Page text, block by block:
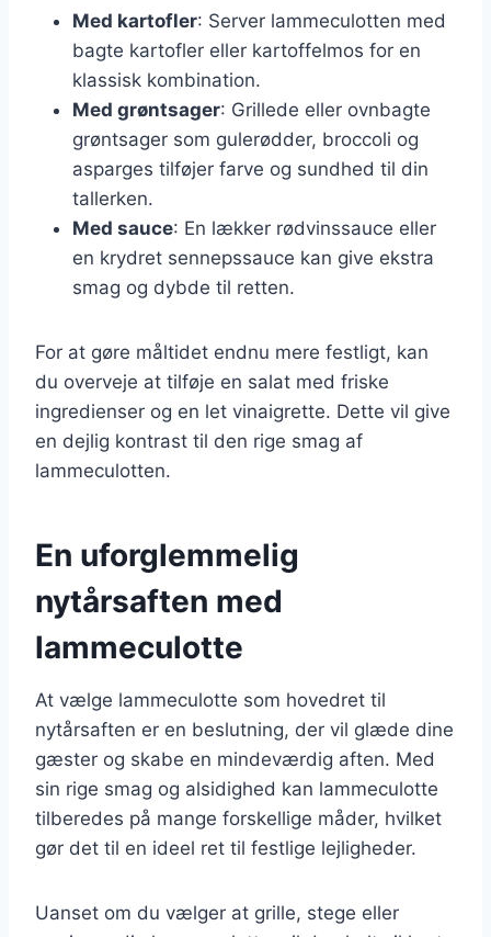
Med kartofler: Server lammeculotten med
bagte kartofler eller kartoffelmos for en
klassisk kombination.
Med grøntsager: Grillede eller ovnbagte
grøntsager som gulerødder, broccoli og
asparges tilføjer farve og sundhed til din
tallerken.
Med sauce: En lækker rødvinssauce eller
en krydret sennepssauce kan give ekstra
smag og dybde til retten.
For at gøre måltidet endnu mere festligt, kan
du overveje at tilføje en salat med friske
ingredienser og en let vinaigrette. Dette vil give
en dejlig kontrast til den rige smag af
lammeculotten.
En uforglemmelig
nytårsaften med
lammeculotte
At vælge lammeculotte som hovedret til
nytårsaften er en beslutning, der vil glæde dine
gæster og skabe en mindeværdig aften. Med
sin rige smag og alsidighed kan lammeculotte
tilberedes på mange forskellige måder, hvilket
gør det til en ideel ret til festlige lejligheder.
Uanset om du vælger at grille, stege eller